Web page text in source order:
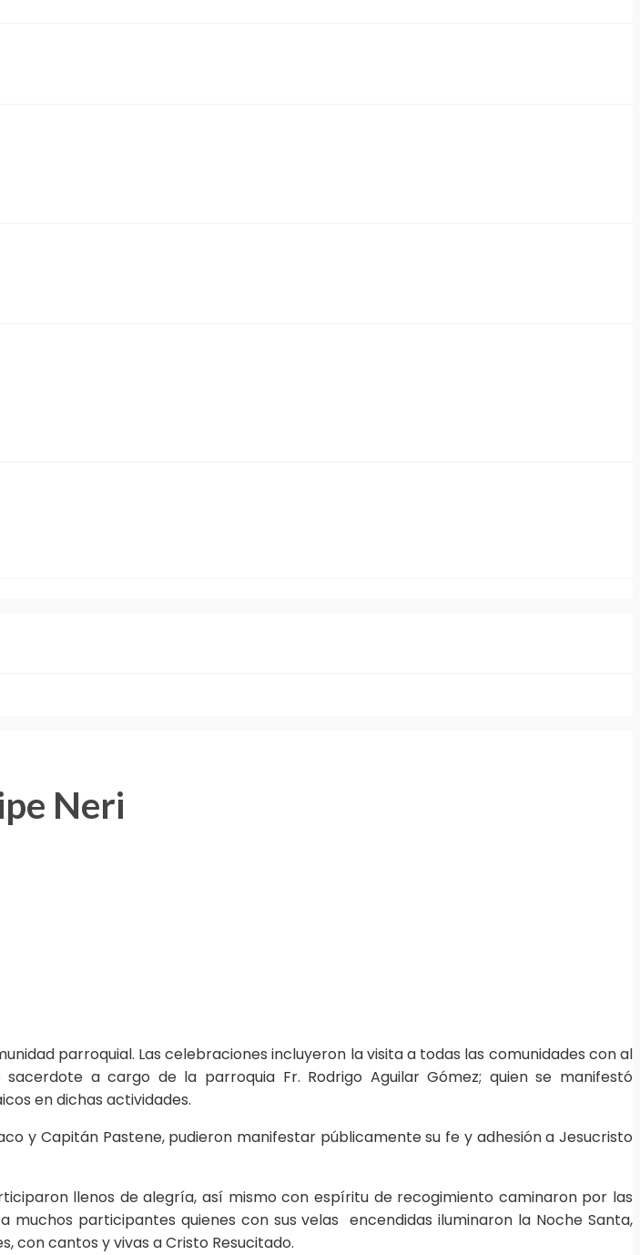
Neri
parroquial. Las celebraciones incluyeron la visita a todas las comunidades con al
a cargo de la parroquia Fr. Rodrigo Aguilar Gómez; quien se manifestó
en dichas actividades.
y Capitán Pastene, pudieron manifestar públicamente su fe y adhesión a Jesucristo
llenos de alegría, así mismo con espíritu de recogimiento caminaron por las
participantes quienes con sus velas encendidas iluminaron la Noche Santa,
con cantos y vivas a Cristo Resucitado.